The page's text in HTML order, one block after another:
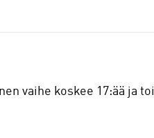
vaihe koskee 17:ää ja